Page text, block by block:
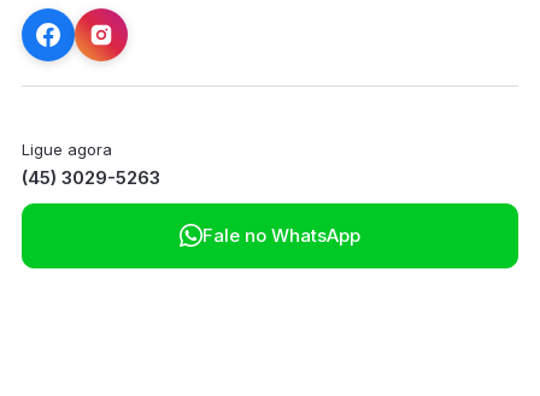
Ligue agora
(45) 3029-5263
Fale no WhatsApp